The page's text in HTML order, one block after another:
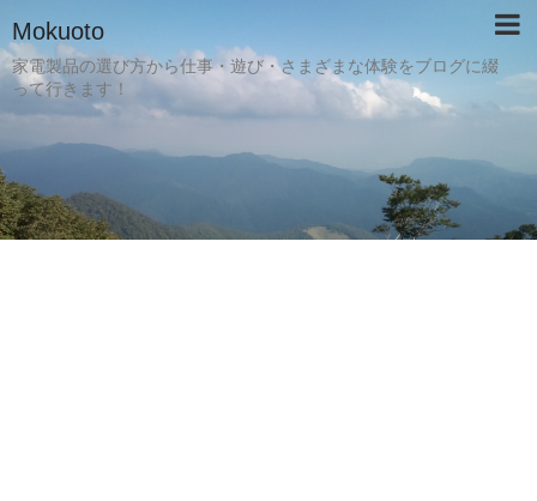
Mokuoto
家電製品の選び方から仕事・遊び・さまざまな体験をブログに綴
って行きます！